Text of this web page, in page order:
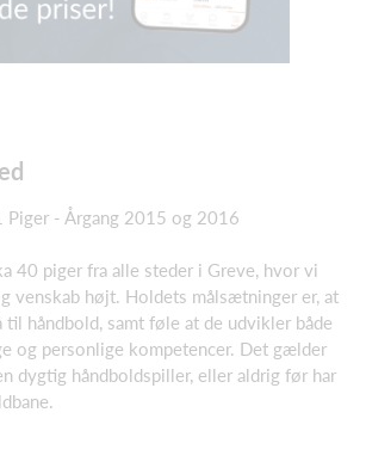
Piger - Årgang 2015 og 2016
40 piger fra alle steder i Greve, hvor vi
venskab højt. Holdets målsætninger er, at
håndbold, samt føle at de udvikler både
og personlige kompetencer. Det gælder
dygtig håndboldspiller, eller aldrig før har